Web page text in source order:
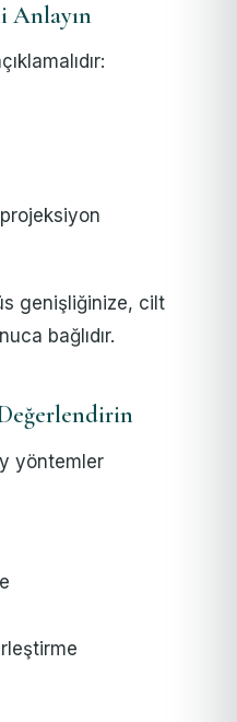
Anlayın
genişliğinize, cilt
bağlıdır.
yöntemler